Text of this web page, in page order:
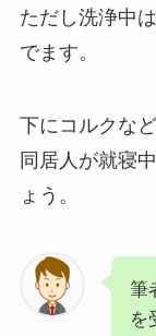
ただし洗浄中
でます。
下にコルクな
同居人が就寝
ょう。
筆
を